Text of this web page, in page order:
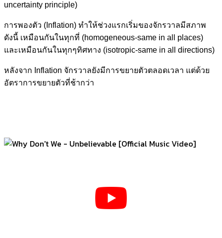
uncertainty principle)
การพองตัว (Inflation) ทำให้ช่วงแรกเริ่มของจักรวาลมีสภาพ
ดังนี้ เหมือนกันในทุกที่ (homogeneous-same in all places)
และเหมือนกันในทุกๆทิศทาง (isotropic-same in all directions)
หลังจาก Inflation จักรวาลยังมีการขยายตัวตลอดเวลา แต่ด้วย
อัตราการขยายตัวที่ช้ากว่า